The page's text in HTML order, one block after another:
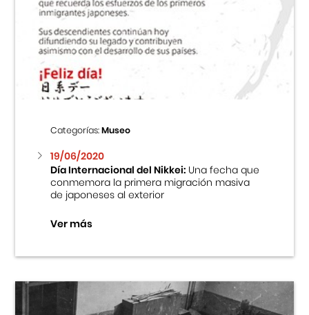
Categorías:Museo
19/06/2020
Día Internacional del Nikkei:Una fecha que
conmemora la primera migración masiva
de japoneses al exterior
Ver más